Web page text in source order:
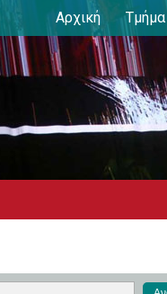
Αρχική Τμήμα